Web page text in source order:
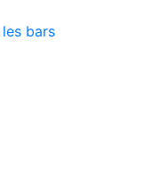
bars